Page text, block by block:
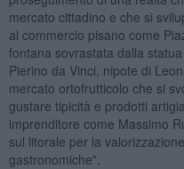
mercato cittadino e che si
al commercio pisano come
fontana sovrastata dalla
Pierino da Vinci, nipote di
mercato ortofrutticolo che si
gustare tipicità e prodotti
imprenditore come Massimo
sul litorale per la
gastronomiche".